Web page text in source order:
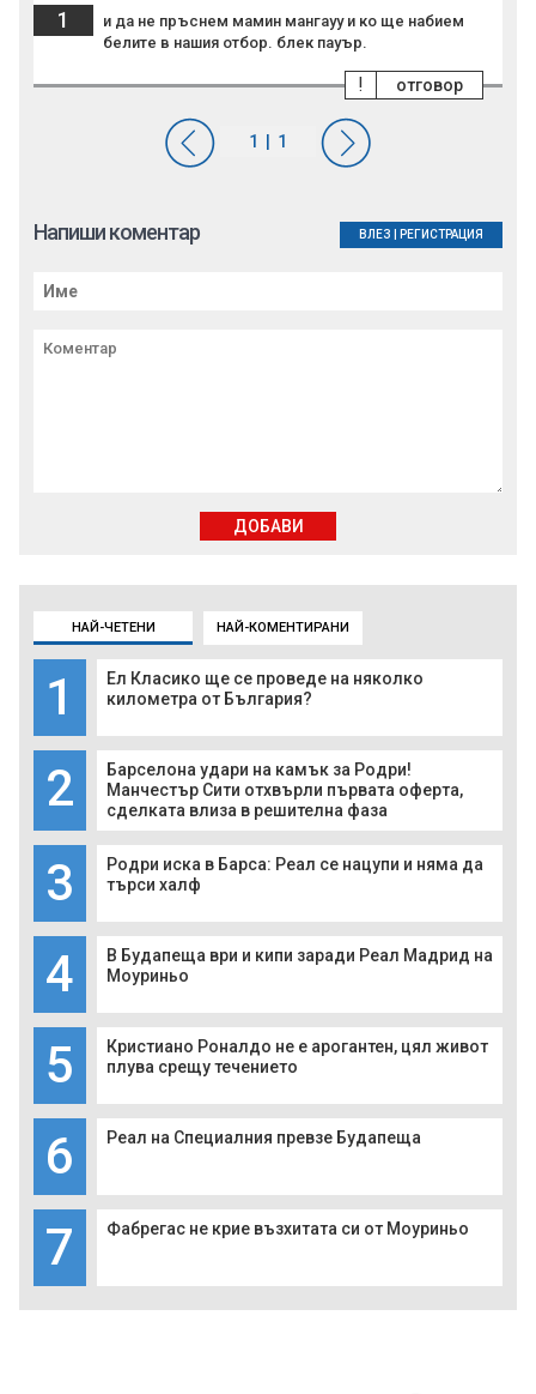
НАЙ-ЧЕТЕНИ НАЙ-КОМЕНТИРАНИ
1
Ел Класико ще се проведе на няколко
километра от България?
2
Барселона удари на камък за Родри!
Манчестър Сити отхвърли първата оферта,
сделката влиза в решителна фаза
3
Родри иска в Барса: Реал се нацупи и няма да
търси халф
4
В Будапеща ври и кипи заради Реал Мадрид на
Моуриньо
5
Кристиано Роналдо не е арогантен, цял живот
плува срещу течението
6 Реал на Специалния превзе Будапеща
7 Фабрегас не крие възхитата си от Моуриньо
1
и да не пръснем мамин мангауу и ко ще набием
белите в нашия отбор. блек пауър.
отговор
!
Напиши коментар ВЛЕЗ РЕГИСТРАЦИЯ
ДОБАВИ